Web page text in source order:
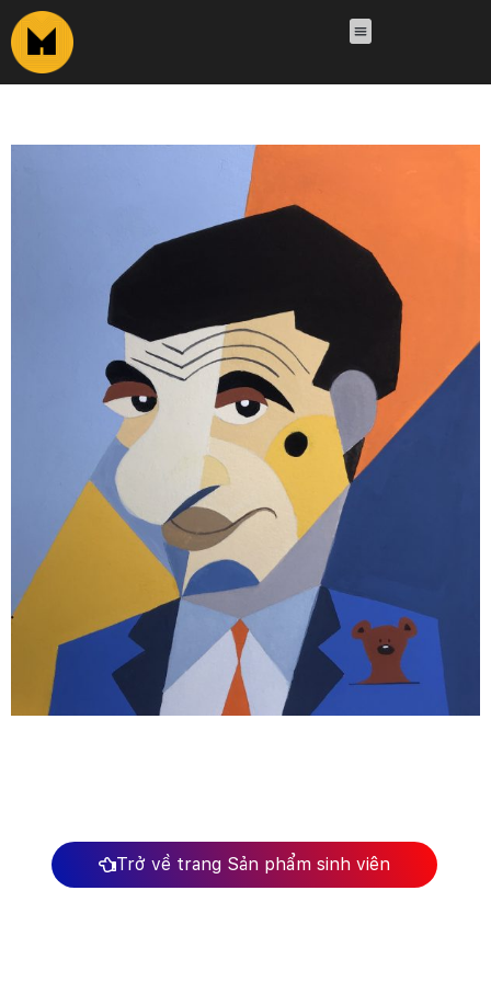
Trở về trang Sản phẩm sinh viên